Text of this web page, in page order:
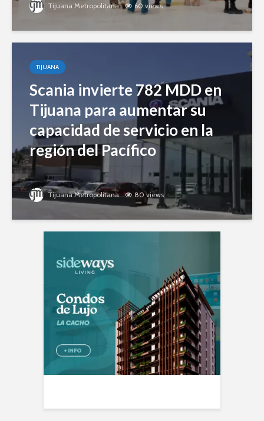
Tijuana Metropolitana 60 views
TIJUANA
Scania invierte 782 MDD en
Tijuana para aumentar su
capacidad de servicio en la
región del Pacífico
Tijuana Metropolitana 80 views